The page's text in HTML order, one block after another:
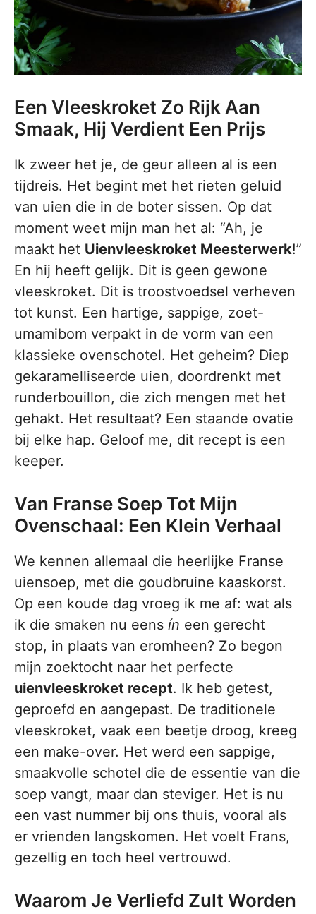
Een Vleeskroket Zo Rijk Aan
Smaak, Hij Verdient Een Prijs
Ik zweer het je, de geur alleen al is een
tijdreis. Het begint met het rieten geluid
van uien die in de boter sissen. Op dat
moment weet mijn man het al: “Ah, je
maakt het Uienvleeskroket Meesterwerk!”
En hij heeft gelijk. Dit is geen gewone
vleeskroket. Dit is troostvoedsel verheven
tot kunst. Een hartige, sappige, zoet-
umamibom verpakt in de vorm van een
klassieke ovenschotel. Het geheim? Diep
gekaramelliseerde uien, doordrenkt met
runderbouillon, die zich mengen met het
gehakt. Het resultaat? Een staande ovatie
bij elke hap. Geloof me, dit recept is een
keeper.
Van Franse Soep Tot Mijn
Ovenschaal: Een Klein Verhaal
We kennen allemaal die heerlijke Franse
uiensoep, met die goudbruine kaaskorst.
Op een koude dag vroeg ik me af: wat als
ik die smaken nu eens ín een gerecht
stop, in plaats van eromheen? Zo begon
mijn zoektocht naar het perfecte
uienvleeskroket recept. Ik heb getest,
geproefd en aangepast. De traditionele
vleeskroket, vaak een beetje droog, kreeg
een make-over. Het werd een sappige,
smaakvolle schotel die de essentie van die
soep vangt, maar dan steviger. Het is nu
een vast nummer bij ons thuis, vooral als
er vrienden langskomen. Het voelt Frans,
gezellig en toch heel vertrouwd.
Waarom Je Verliefd Zult Worden